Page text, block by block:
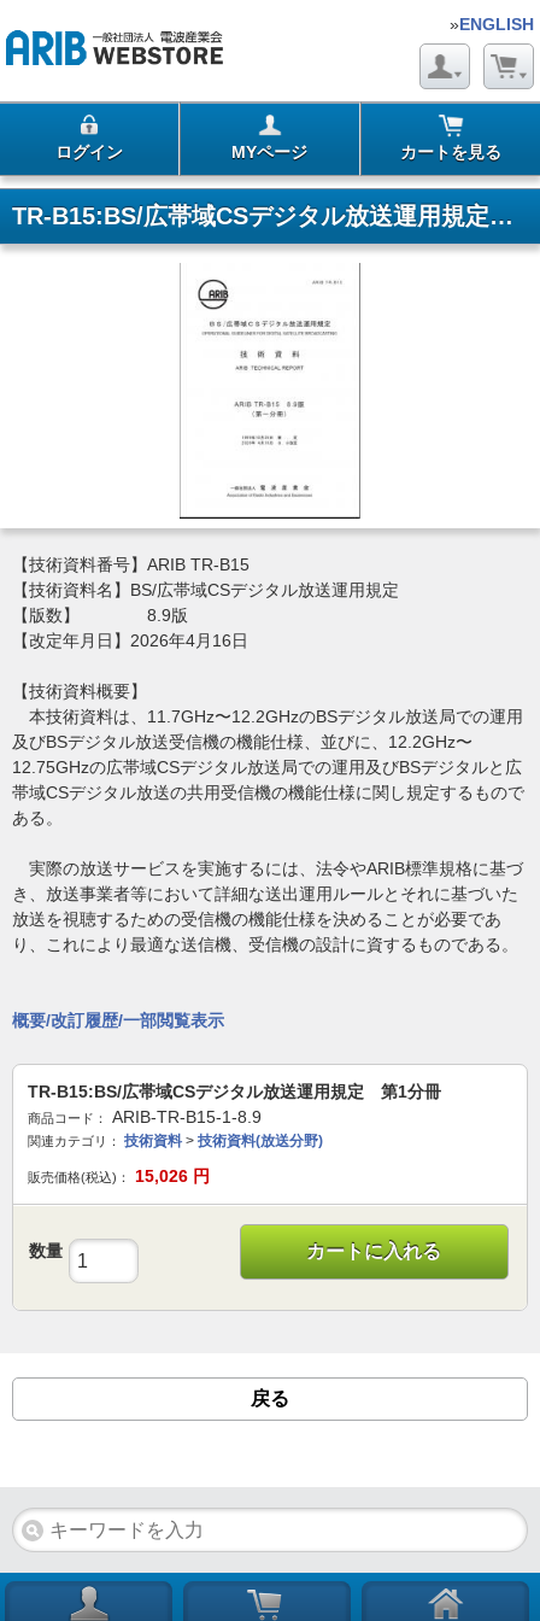
»ENGLISH
ログイン MYページ カートを見る
TR-B15:BS/広帯域CSデジタル放送運用規定 第1分冊
【技術資料番号】ARIB TR-B15
【技術資料名】BS/広帯域CSデジタル放送運用規定
【版数】 8.9版
【改定年月日】2026年4月16日
【技術資料概要】
本技術資料は、11.7GHz〜12.2GHzのBSデジタル放送局での運用
及びBSデジタル放送受信機の機能仕様、並びに、12.2GHz〜
12.75GHzの広帯域CSデジタル放送局での運用及びBSデジタルと広
帯域CSデジタル放送の共用受信機の機能仕様に関し規定するもので
ある。
実際の放送サービスを実施するには、法令やARIB標準規格に基づ
き、放送事業者等において詳細な送出運用ルールとそれに基づいた
放送を視聴するための受信機の機能仕様を決めることが必要であ
り、これにより最適な送信機、受信機の設計に資するものである。
概要/改訂履歴/一部閲覧表示
TR-B15:BS/広帯域CSデジタル放送運用規定 第1分冊
商品コード： ARIB-TR-B15-1-8.9
関連カテゴリ： 技術資料 > 技術資料(放送分野)
販売価格(税込)： 15,026 円
数量 カートに入れる
戻る